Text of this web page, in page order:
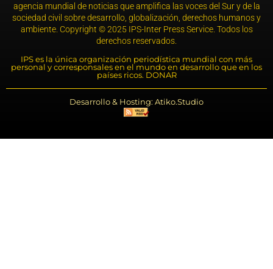
agencia mundial de noticias que amplifica las voces del Sur y de la
sociedad civil sobre desarrollo, globalización, derechos humanos y
ambiente. Copyright © 2025 IPS-Inter Press Service. Todos los
derechos reservados.
IPS es la única organización periodística mundial con más
personal y corresponsales en el mundo en desarrollo que en los
países ricos. DONAR
Desarrollo & Hosting: Atiko.Studio